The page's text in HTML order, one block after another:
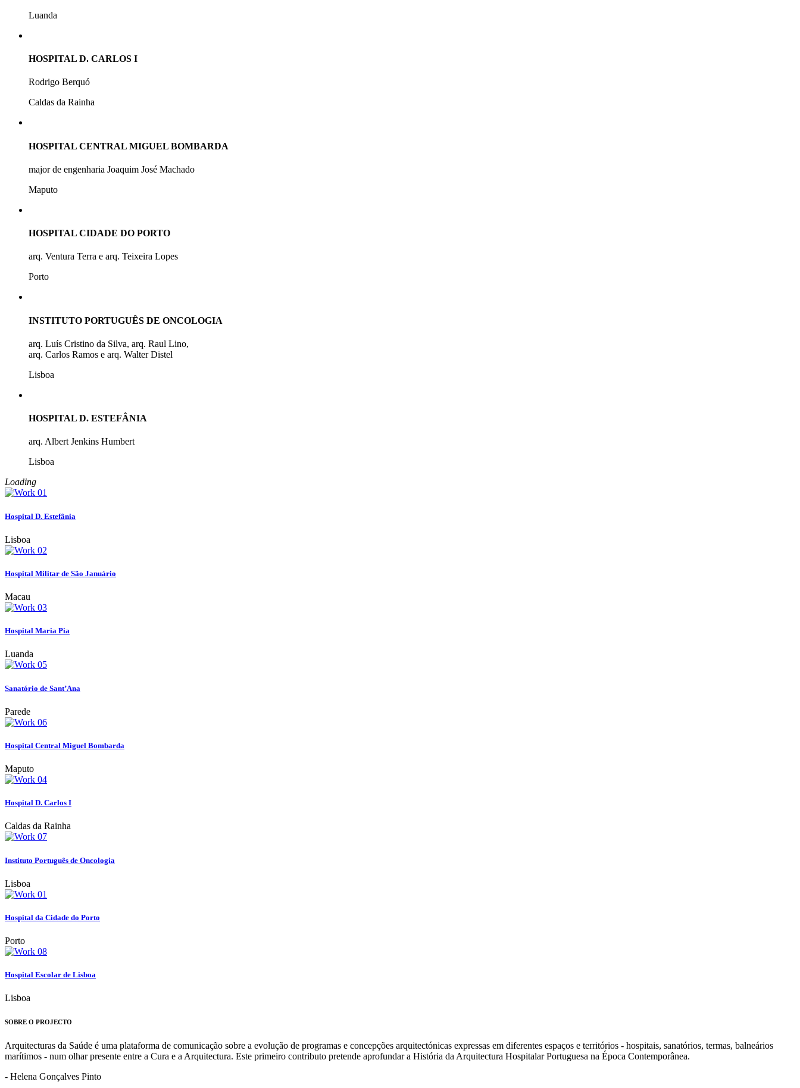
Luanda
HOSPITAL D. CARLOS I
Rodrigo Berquó
Caldas da Rainha
HOSPITAL CENTRAL MIGUEL BOMBARDA
major de engenharia Joaquim José Machado
Maputo
HOSPITAL CIDADE DO PORTO
arq. Ventura Terra e arq. Teixeira Lopes
Porto
INSTITUTO PORTUGUÊS DE ONCOLOGIA
arq. Luís Cristino da Silva, arq. Raul Lino,
arq. Carlos Ramos e arq. Walter Distel
Lisboa
HOSPITAL D. ESTEFÂNIA
arq. Albert Jenkins Humbert
Lisboa
Loading
Hospital D. Estefânia
Lisboa
Hospital Militar de São Januário
Macau
Hospital Maria Pia
Luanda
Sanatório de Sant’Ana
Parede
Hospital Central Miguel Bombarda
Maputo
Hospital D. Carlos I
Caldas da Rainha
Instituto Português de Oncologia
Lisboa
Hospital da Cidade do Porto
Porto
Hospital Escolar de Lisboa
Lisboa
SOBRE O PROJECTO
Arquitecturas da Saúde é uma plataforma de comunicação sobre a evolução de programas e concepções arquitectónicas expressas em diferentes espaços e territórios - hospitais, sanatórios, termas, balneários
marítimos - num olhar presente entre a Cura e a Arquitectura. Este primeiro contributo pretende aprofundar a História da Arquitectura Hospitalar Portuguesa na Época Contemporânea.
- Helena Gonçalves Pinto